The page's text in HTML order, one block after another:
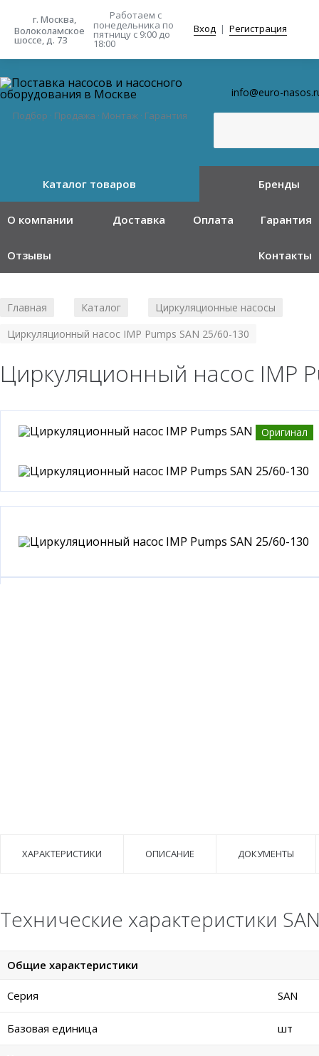
г. Москва,
Волоколамское
шоссе, д. 73
Работаем с
понедельника по
пятницу с 9:00 до
18:00
Вход | Регистрация
Подбор · Продажа · Монтаж · Гарантия
info@euro-
Каталог товаров Бренды
О компании Доставка Оплата Гарантия
Отзывы Контакты
Главная Каталог Циркуляционные насосы
Циркуляционный насос IMP Pumps SAN 25/60-130
Циркуляционный насос IMP
Оригинал
ХАРАКТЕРИСТИКИ ОПИСАНИЕ ДОКУМЕНТЫ
Технические характеристики
Общие характеристики
Серия SAN
Базовая единица шт